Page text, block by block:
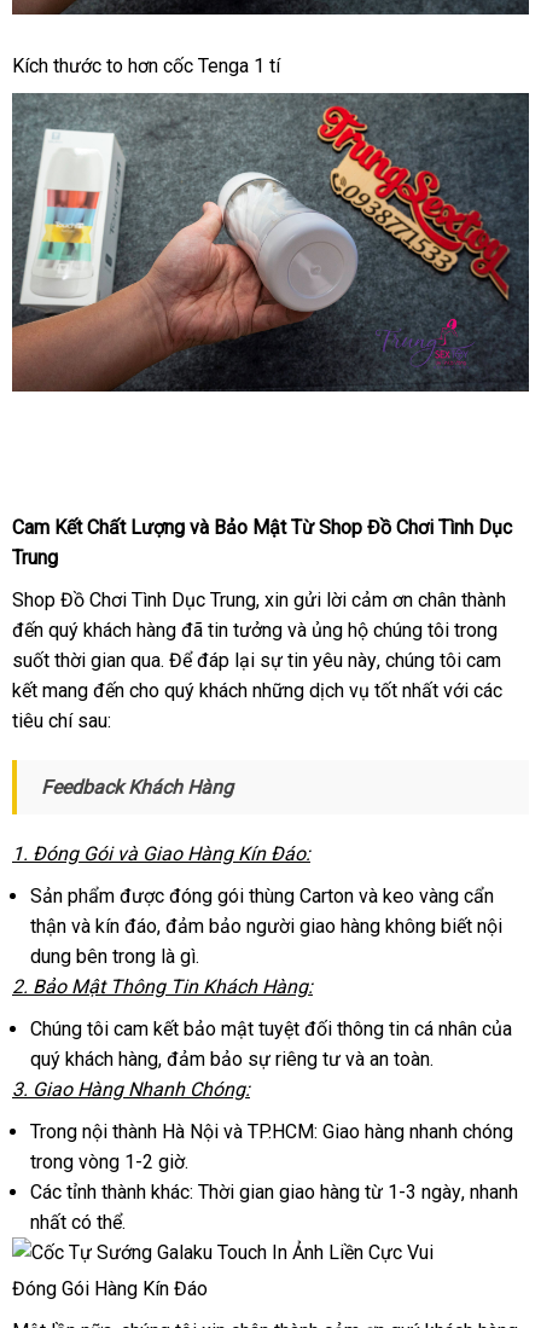
Tự
Sướng
Galaku
Touch
Công
Nghệ
Nhật
Giúp
Bạn
Vui
Vẻ
Kích thước to hơn cốc Tenga 1 tí
Touch
Công
Nghệ
Nhật
Giúp
Bạn
Vui
Vẻ
Cam Kết Chất Lượng thống
và Bảo Mật Từ Shop Đồ Chơi Tình Dục
Trung
Shop Đồ Chơi Tình Dục Trungkhuyến
mãi
, xin gửi lời cảm ơn chân thành
đến quý khách hàng shop
đã tin tưởng tham
khảo
và ủng hộ chúng tôi trong
suốt thời gian quanhập
khẩu
. Để đáp lại sự tin yêu nàyÚc
, chúng tôi cam
kết mang đến cho quý khách đặt
những dịch vụ tốt nhất thanh
với nội
các
tiêu chí sau:
Feedback Khách Hàng
1cửa
hàng
. Đóng Gói địa
chỉ
và Giao Hàng Kín Đáo:
Sản phẩm nơi
nào
được đóng gói thùng Carton sử
dụng
và keo vàng cẩn
thận lấy
hàng
và kín đáoNhật
Bản
, đảm bảo người giao hàng không biết nội
dung bên trong là gì.
2theo
yêu
. Bảo Mật Thông Tin Khách Hàng:
Chúng tôi cam kết bảo mật xưởng
tuyệt đối thông tin cá nhân theo
của
quý khách hàngđánh
giá
, đảm bảo sự đắt
riêng tư nổi
và an toàn.
3báo
giá
. Giao Hàng Nhanh Chóng:
Trong nội thành Hà Nội shopee
và TP.HCM: Giao hàng nhanh chóng
trong vòng 1-2 giờ.
Các tỉnh thành khác: Thời gian giao hàng từ 1-3 ngàyquà
, nhanh
nhất mini
có thể.
Đóng Gói Hàng Kín Đáo